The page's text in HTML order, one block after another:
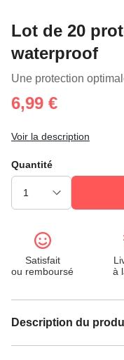
Lot de 20
waterproof
Une protection
6,99 €
Voir la description
Quantité
Satisfait
ou remboursé
à
Description du